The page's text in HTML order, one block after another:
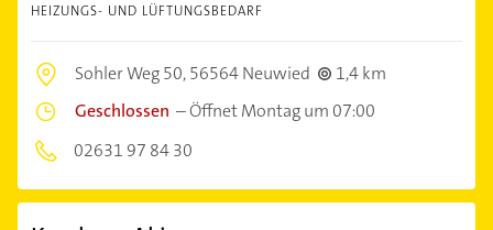
HEIZUNGS- UND LÜFTUNGSBEDARF
Sohler Weg 50,56564 Neuwied
1,4 km
Geschlossen –Öffnet Montag um 07:00
02631 97 84 30